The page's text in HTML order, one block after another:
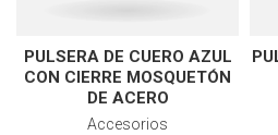
PULSERA DE CUERO AZUL
CON CIERRE MOSQUETÓN
DE ACERO
Accesorios